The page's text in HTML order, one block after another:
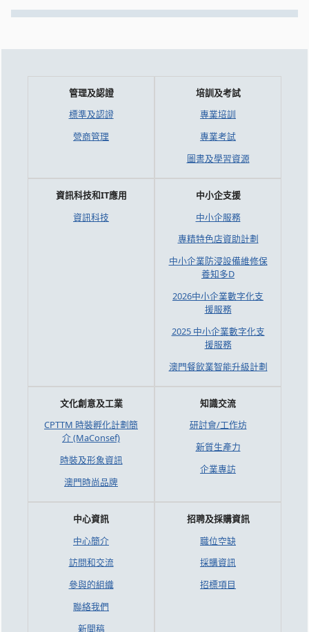
管理及認證
標準及認證
營商管理
培訓及考試
專業培訓
專業考試
圖書及學習資源
資訊科技和IT應用
資訊科技
中小企支援
中小企服務
專精特色店資助計劃
中小企業防浸設備維修保
養知多D
2026中小企業數字化支
援服務
2025 中小企業數字化支
援服務
澳門餐飲業智能升級計劃
文化創意及工業
CPTTM 時裝孵化計劃簡
介 (MaConsef)
時裝及形象資訊
澳門時尚品牌
知識交流
研討會/工作坊
新質生產力
企業專訪
中心資訊
中心簡介
訪問和交流
參與的組織
聯絡我們
新聞稿
招聘及採購資訊
職位空缺
採購資訊
招標項目